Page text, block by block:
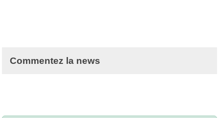
Commentez la news